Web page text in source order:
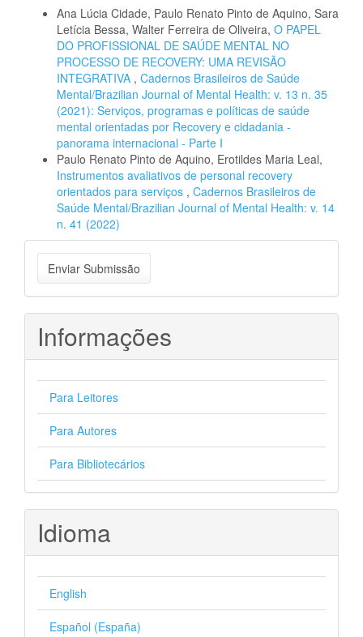
Ana Lúcia Cidade, Paulo Renato Pinto de Aquino, Sara
Letícia Bessa, Walter Ferreira de Oliveira, O PAPEL
DO PROFISSIONAL DE SAÚDE MENTAL NO
PROCESSO DE RECOVERY: UMA REVISÃO
INTEGRATIVA , Cadernos Brasileiros de Saúde
Mental/Brazilian Journal of Mental Health: v. 13 n. 35
(2021): Serviços, programas e políticas de saúde
mental orientadas por Recovery e cidadania -
panorama internacional - Parte I
Paulo Renato Pinto de Aquino, Erotildes Maria Leal,
Instrumentos avaliativos de personal recovery
orientados para serviços , Cadernos Brasileiros de
Saúde Mental/Brazilian Journal of Mental Health: v. 14
n. 41 (2022)
Enviar
Submissão
Enviar Submissão
Informações
Para Leitores
Para Autores
Para Bibliotecários
Idioma
English
Español (España)